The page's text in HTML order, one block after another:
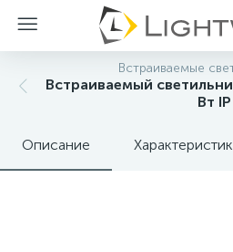
Встраиваемые
Встраиваемый
Вт
Описание